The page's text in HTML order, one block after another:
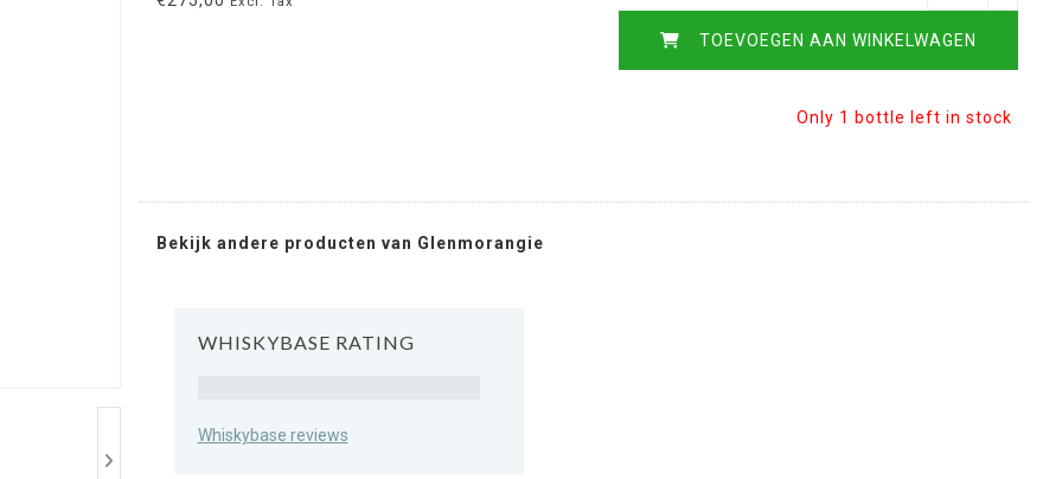
TOEVOEGEN AAN WINKELWAGEN
Only 1 bottle left in stock
Bekijk andere producten van Glenmorangie
WHISKYBASE RATING
Whiskybase reviews